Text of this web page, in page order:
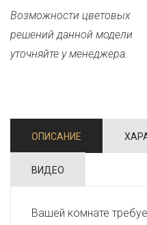
Возможности цветовых
решений данной модели
уточняйте у менеджера.
ОПИСАНИЕ
ВИДЕО
Вашей комнате